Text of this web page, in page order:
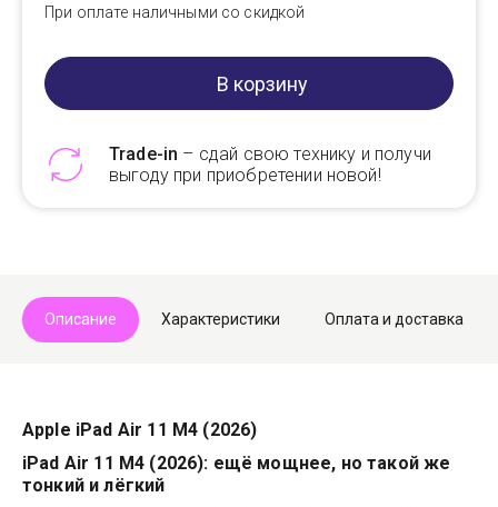
При оплате наличными со скидкой
В корзину
Trade-in – сдай свою технику и получи
выгоду при приобретении новой!
Описание Характеристики Оплата и доставка
Apple iPad Air 11 M4 (2026)
iPad Air 11 M4 (2026): ещё мощнее, но такой же
тонкий и лёгкий